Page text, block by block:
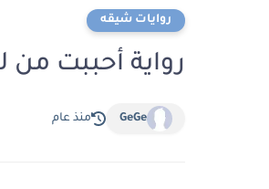
روايات شيقه
رواية أحببت من
GeGe منذ عام